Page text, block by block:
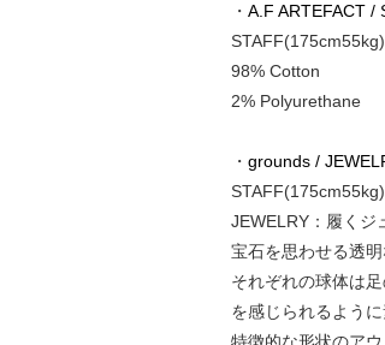
・ A.F ARTEFACT /
98% Cotton
2% Polyurethane
・ grounds /
JEWELRY：履くジ
宝石を思わせる透
それぞれの球体は
を感じられるよう